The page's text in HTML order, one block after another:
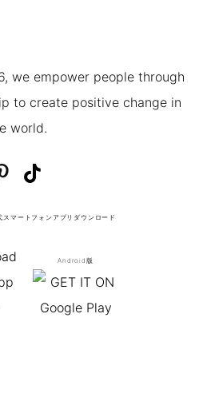
we empower people through
to create positive change in
world.
スマートフォンアプリ ダウンロード
Android版